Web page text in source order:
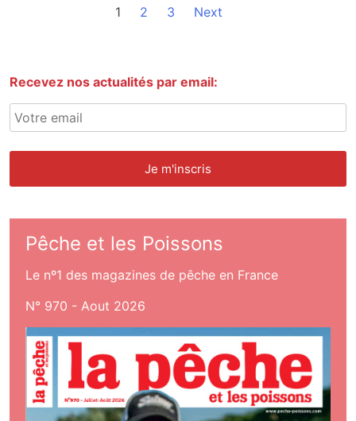
1 2 3 Next
Recevez nos actualités par email:
Pêche et les Poissons
Le nº1 des magazines de pêche en France
N° 970 - Aout 2026